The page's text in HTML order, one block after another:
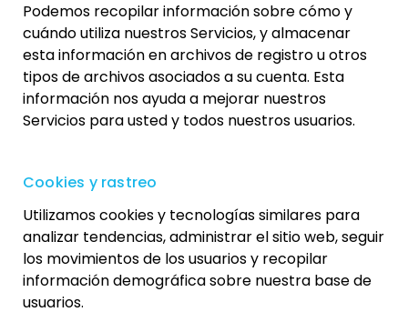
Podemos recopilar información sobre cómo y
cuándo utiliza nuestros Servicios, y almacenar
esta información en archivos de registro u otros
tipos de archivos asociados a su cuenta. Esta
información nos ayuda a mejorar nuestros
Servicios para usted y todos nuestros usuarios.
Cookies y rastreo
Utilizamos cookies y tecnologías similares para
analizar tendencias, administrar el sitio web, seguir
los movimientos de los usuarios y recopilar
información demográfica sobre nuestra base de
usuarios.